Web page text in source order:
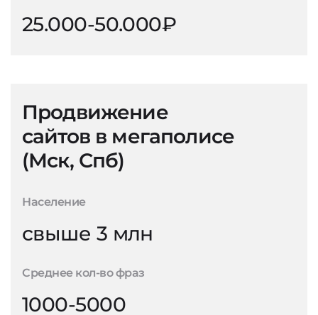
25.000-50.000₽
Продвижение
сайтов в мегаполисе
(Мск, Спб)
Население
свыше 3 млн
Среднее кол-во фраз
1000-5000